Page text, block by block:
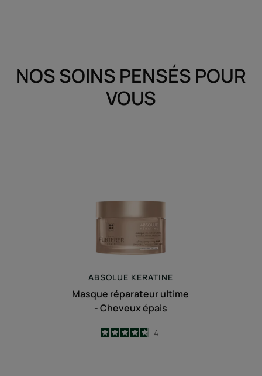
NOS SOINS PENSÉS POUR
VOUS
épais
ABSOLUE KERATINE
Masque réparateur ultime
- Cheveux épais
4.8
/
5
4